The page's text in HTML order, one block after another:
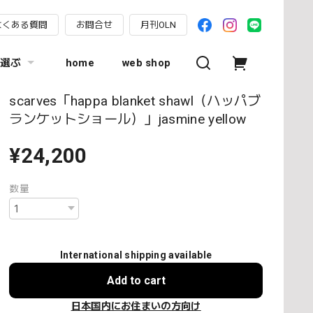
くある質問 お問合せ 月刊OLN
ぶ home web shop
scarves「happa blanket shawl（ハッパブ
ランケットショール）」jasmine yellow
¥24,200
数量
International shipping available
Add to cart
日本国内にお住まいの方向け